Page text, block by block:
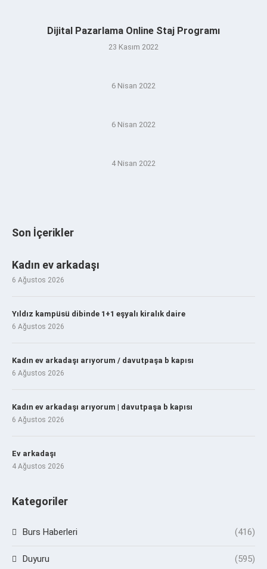
Dijital Pazarlama Online Staj Programı
23 Kasım 2022
6 Nisan 2022
6 Nisan 2022
4 Nisan 2022
Son İçerikler
Kadın ev arkadaşı
6 Ağustos 2026
Yıldız kampüsü dibinde 1+1 eşyalı kiralık daire
6 Ağustos 2026
Kadın ev arkadaşı arıyorum / davutpaşa b kapısı
6 Ağustos 2026
Kadın ev arkadaşı arıyorum | davutpaşa b kapısı
6 Ağustos 2026
Ev arkadaşı
4 Ağustos 2026
Kategoriler
Burs Haberleri (416)
Duyuru (595)